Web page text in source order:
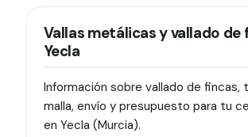
Vallas metálicas y vallado de
Yecla
Información sobre vallado de fincas,
malla, envío y presupuesto para tu
en Yecla (Murcia).